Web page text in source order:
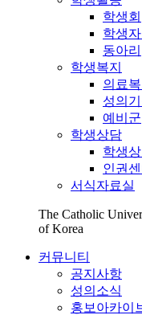
학생회
학생
동아리
학생복지
의료
성의
예비군
학생상담
학생
인권센
서식자료실
The Catholic
of Korea
커뮤니티
공지사항
성의소식
홍보아카이